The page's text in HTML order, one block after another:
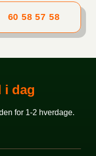
60 58 57 58
i dag
for 1-2 hverdage.